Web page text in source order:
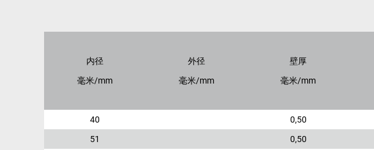
内径
毫米/mm
外径
毫米/mm
壁厚
毫米/mm
40 0,50
51
0,50